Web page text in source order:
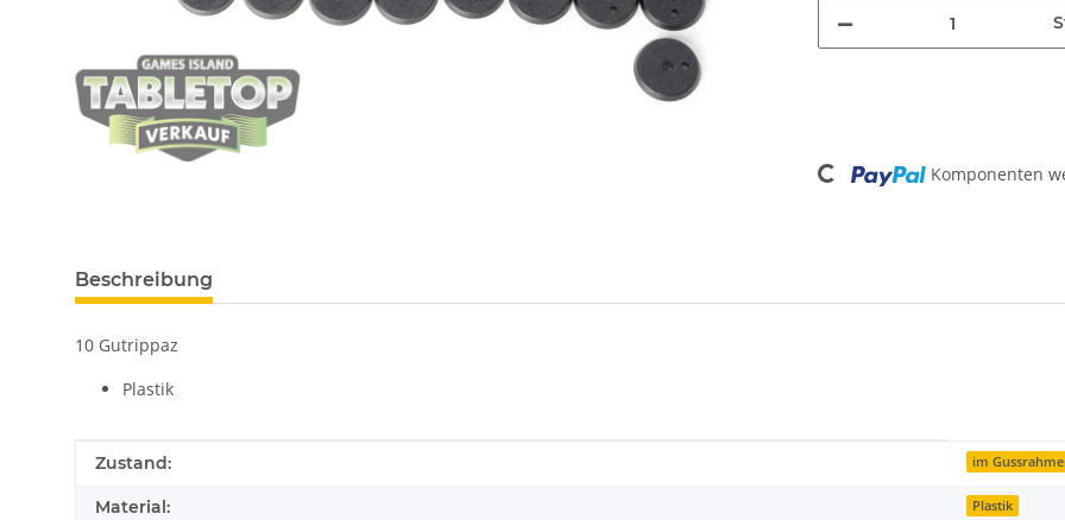
Loading... Komponenten
Beschreibung
10 Gutrippaz
Plastik
Produkteigenschaft
Wert
Zustand: im
Material: Plastik